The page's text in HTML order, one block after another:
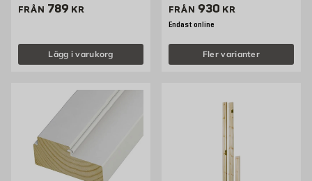
FRÅN Pris 789 kr
789 KR
Lägg i varukorg
FRÅN Pris 930 kr
930 KR
Endast online
Fler varianter